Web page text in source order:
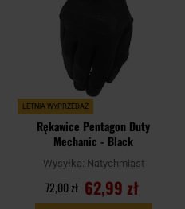
LETNIA WYPRZEDAŻ
Rękawice Pentagon Duty
Mechanic - Black
Wysyłka: Natychmiast
62,99 zł
72,00 zł